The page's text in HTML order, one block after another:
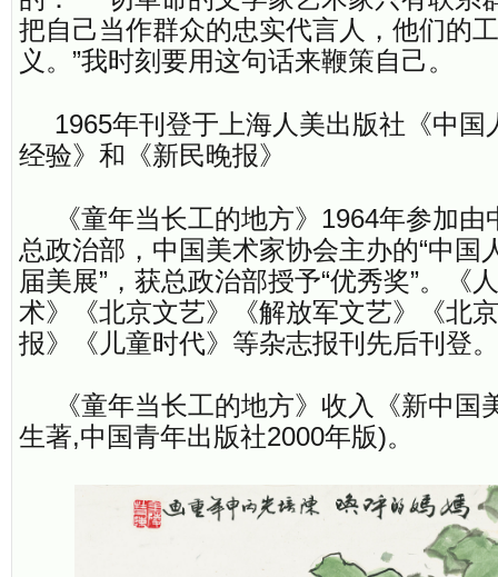
把自己当作群众的忠实代言人，他们的
义。”我时刻要用这句话来鞭策自己。
1965年刊登于上海人美出版社《中国
经验》和《新民晚报》
《童年当长工的地方》1964年参加
总政治部，中国美术家协会主办的“中国
届美展”，获总政治部授予“优秀奖”。《
术》《北京文艺》《解放军文艺》《北
报》《儿童时代》等杂志报刊先后刊登。
《童年当长工的地方》收入《新中国
生著,中国青年出版社2000年版)。